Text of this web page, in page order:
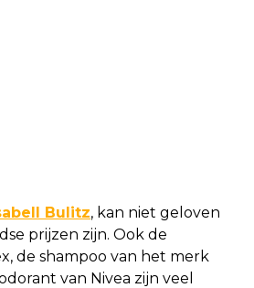
Bulitz, kan niet geloven
prijzen zijn. Ook de
de shampoo van het merk
van Nivea zijn veel